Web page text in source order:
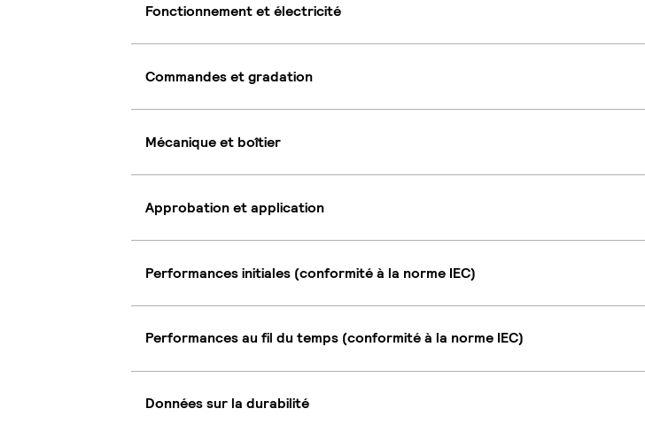
Fonctionnement et électricité
Commandes et gradation
Mécanique et boîtier
Approbation et application
Performances initiales (conformité à la norme IEC)
Performances au fil du temps (conformité à la norme IEC)
Données sur la durabilité